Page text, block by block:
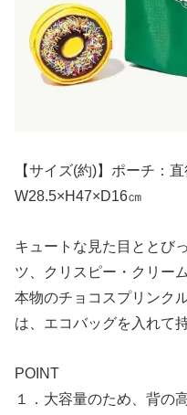
【サイズ(約)】ポーチ：
W28.5×H47×D16㎝
キュートな見た目ととび
ツ、クリスピー・クリー
本物のチョコスプリンク
は、エコバッグを入れて
POINT
１．大容量のため、背の